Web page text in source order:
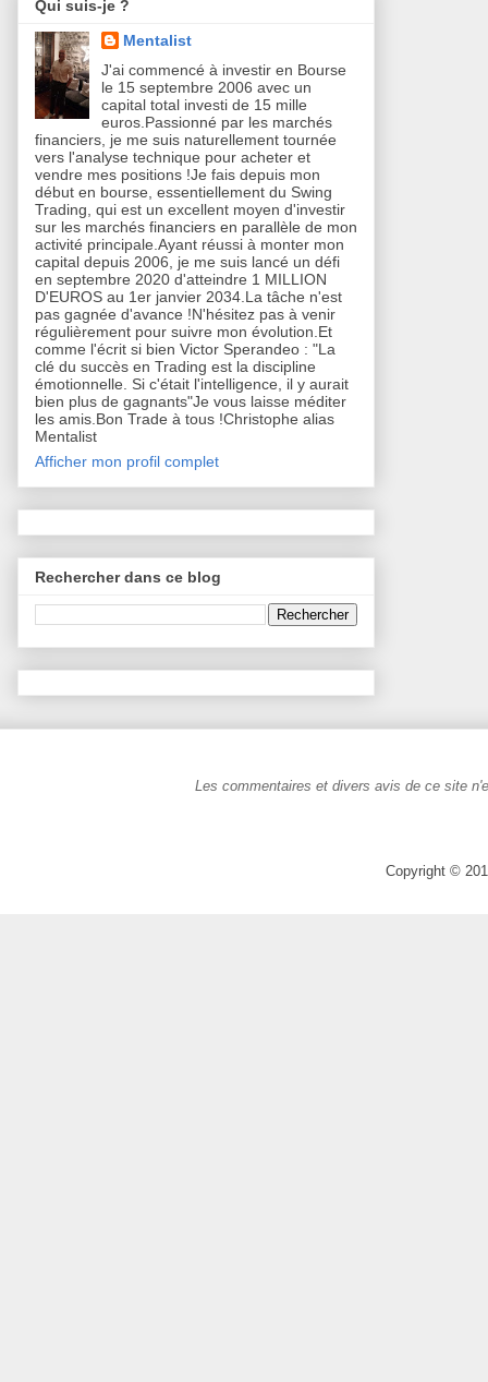
Qui suis-je ?
Mentalist
J'ai commencé à investir en Bourse
le 15 septembre 2006 avec un
capital total investi de 15 mille
euros.Passionné par les marchés
financiers, je me suis naturellement tournée
vers l'analyse technique pour acheter et
vendre mes positions !Je fais depuis mon
début en bourse, essentiellement du Swing
Trading, qui est un excellent moyen d'investir
sur les marchés financiers en parallèle de mon
activité principale.Ayant réussi à monter mon
capital depuis 2006, je me suis lancé un défi
en septembre 2020 d'atteindre 1 MILLION
D'EUROS au 1er janvier 2034.La tâche n'est
pas gagnée d'avance !N'hésitez pas à venir
régulièrement pour suivre mon évolution.Et
comme l'écrit si bien Victor Sperandeo : "La
clé du succès en Trading est la discipline
émotionnelle. Si c'était l'intelligence, il y aurait
bien plus de gagnants"Je vous laisse méditer
les amis.Bon Trade à tous !Christophe alias
Mentalist
Afficher mon profil complet
Rechercher dans ce blog
Les commentaires et divers avis de ce site
Copyright ©